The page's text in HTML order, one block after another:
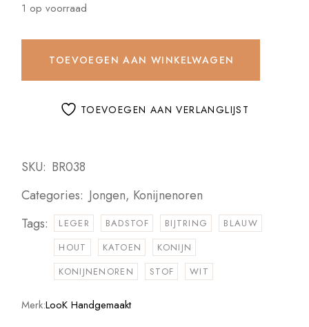
1 op voorraad
TOEVOEGEN AAN WINKELWAGEN
TOEVOEGEN AAN VERLANGLIJST
SKU: BR038
Categories: Jongen, Konijnenoren
Tags:
LEGER BADSTOF BIJTRING
BLAUW
HOUT
KATOEN
KONIJN
KONIJNENOREN
STOF WIT
Merk:LooK Handgemaakt